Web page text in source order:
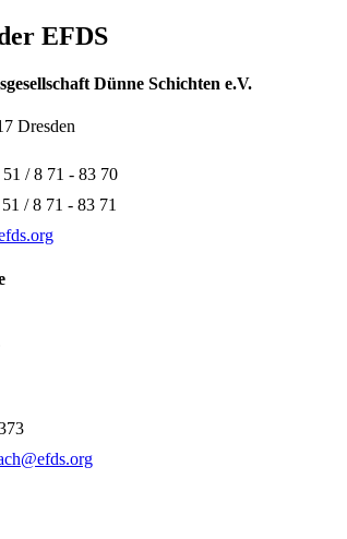
EFDS
Dünne Schichten e.V.
Dresden
/ 8 71 - 83 70
/ 8 71 - 83 71